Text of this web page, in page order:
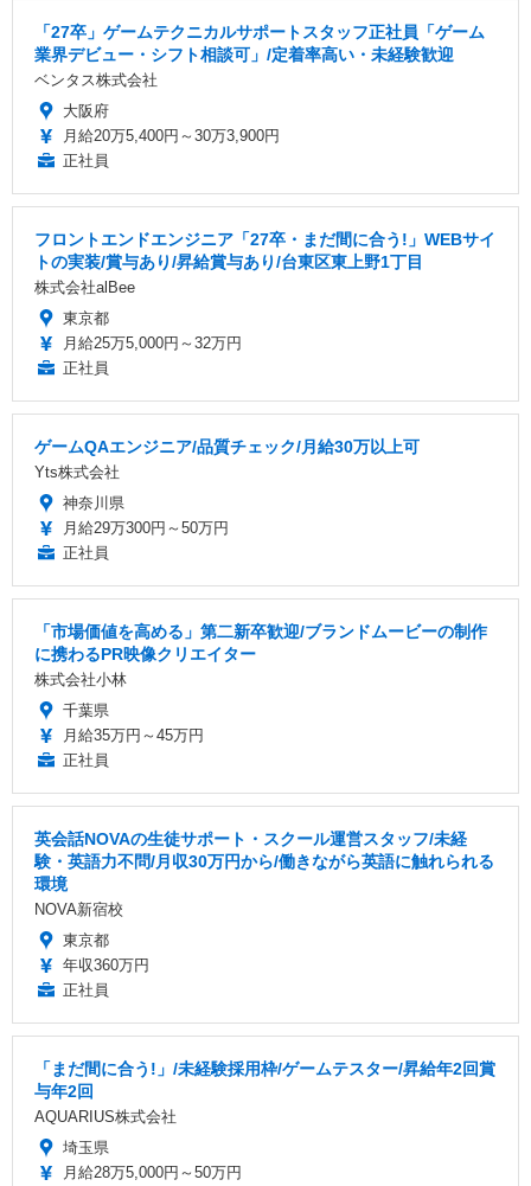
「27卒」ゲームテクニカルサポートスタッフ正社員「ゲーム
業界デビュー・シフト相談可」/定着率高い・未経験歓迎
ベンタス株式会社
大阪府
月給20万5,400円～30万3,900円
正社員
フロントエンドエンジニア「27卒・まだ間に合う!」WEBサイ
トの実装/賞与あり/昇給賞与あり/台東区東上野1丁目
株式会社alBee
東京都
月給25万5,000円～32万円
正社員
ゲームQAエンジニア/品質チェック/月給30万以上可
Yts株式会社
神奈川県
月給29万300円～50万円
正社員
「市場価値を高める」第二新卒歓迎/ブランドムービーの制作
に携わるPR映像クリエイター
株式会社小林
千葉県
月給35万円～45万円
正社員
英会話NOVAの生徒サポート・スクール運営スタッフ/未経
験・英語力不問/月収30万円から/働きながら英語に触れられる
環境
NOVA新宿校
東京都
年収360万円
正社員
「まだ間に合う!」/未経験採用枠/ゲームテスター/昇給年2回賞
与年2回
AQUARIUS株式会社
埼玉県
月給28万5,000円～50万円